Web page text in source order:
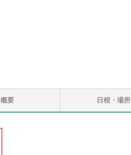
概要 日程・場所